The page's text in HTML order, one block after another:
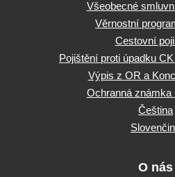
Všeobecné
Věrnostní
Cestovní
Pojištění proti úpadku
Výpis z OR a
Ochranná známka
Čeština
O nás